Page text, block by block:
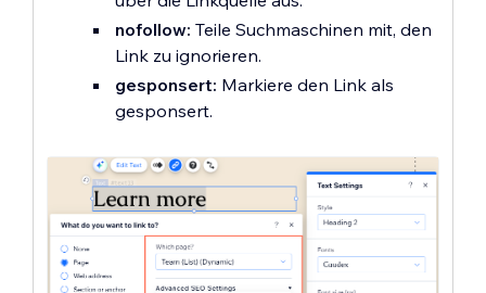
nofollow: Teile Suchmaschinen mit, den
Link zu ignorieren.
gesponsert: Markiere den Link als
gesponsert.